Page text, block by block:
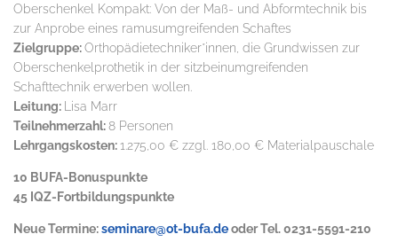
Oberschenkel Kompakt: Von der Maß- und Abformtechnik bis
zur Anprobe eines ramusumgreifenden Schaftes
Zielgruppe:Orthopädietechniker*innen, die Grundwissen zur
Oberschenkelprothetik in der sitzbeinumgreifenden
Schafttechnik erwerben wollen.
Leitung: Lisa Marr
Teilnehmerzahl:8 Personen
Lehrgangskosten:1.275,00 € zzgl. 180,00 € Materialpauschale
10 BUFA-Bonuspunkte
45 IQZ-Fortbildungspunkte
Neue Termine:seminare@ot-bufa.deoder Tel. 0231-5591-210